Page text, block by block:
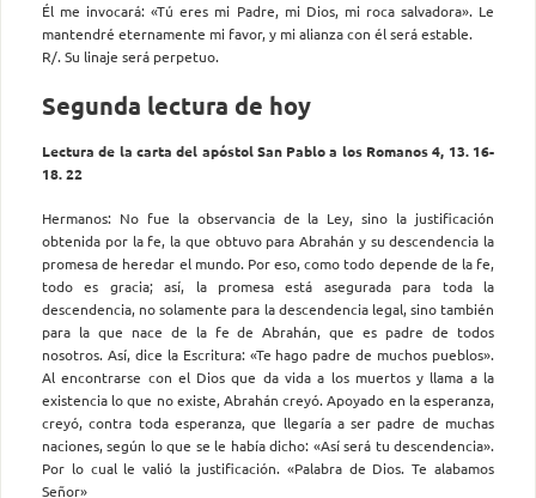
Él me invocará: «Tú eres mi Padre, mi Dios, mi roca salvadora». Le
mantendré eternamente mi favor, y mi alianza con él será estable.
R/. Su linaje será perpetuo.
Segunda lectura de hoy
Lectura de la carta del apóstol San Pablo a los Romanos 4, 13. 16-
18. 22
Hermanos: No fue la observancia de la Ley, sino la justificación
obtenida por la fe, la que obtuvo para Abrahán y su descendencia la
promesa de heredar el mundo. Por eso, como todo depende de la fe,
todo es gracia; así, la pro­mesa está asegurada para toda la
descendencia, no solamente para la descendencia legal, sino también
para la que nace de la fe de Abra­hán, que es padre de todos
nosotros. Así, dice la Escritura: «Te hago padre de muchos pueblos».
Al encontrarse con el Dios que da vida a los muertos y llama a la
existencia lo que no existe, Abrahán creyó. Apoyado en la esperanza,
creyó, contra toda esperanza, que lle­garía a ser padre de muchas
naciones, según lo que se le había di­cho: «Así será tu descendencia».
Por lo cual le valió la justificación. «Palabra de Dios. Te alabamos
Señor»